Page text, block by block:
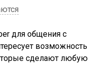
для общения с
возможность
сделают любую